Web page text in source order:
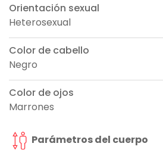
Orientación sexual
Heterosexual
Color de cabello
Negro
Color de ojos
Marrones
Parámetros del cuerpo